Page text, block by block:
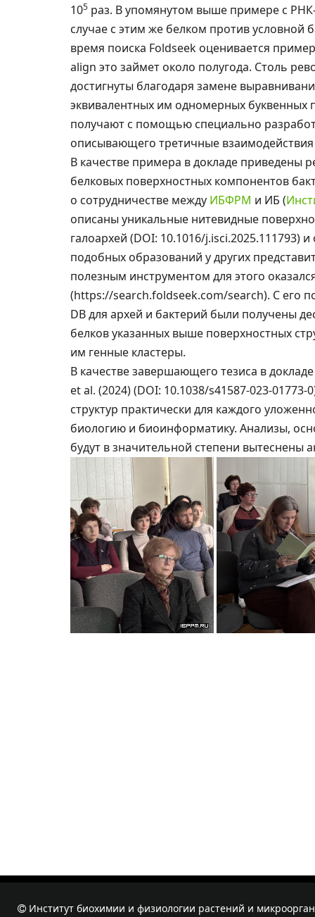
105 раз. В упомянутом выше примере с
случае с этим же белком против условной
время поиска Foldseek оценивается
align это займет около полугода. Столь
достигнуты благодаря замене
эквивалентных им одномерных буквенных
получают с помощью специально
описывающего третичные взаимодействия
В качестве примера в докладе приведены
белковых поверхностных компонентов
о сотрудничестве между ИБФРМ и ИБ (
описаны уникальные нитевидные
галоархей (DOI: 10.1016/j.isci.2025.111793)
подобных образований у других
полезным инструментом для этого
(https://search.foldseek.com/search). С его
DB для архей и бактерий были получены
белков указанных выше поверхностных
им генные кластеры.
В качестве завершающего тезиса в
et al. (2024) (DOI: 10.1038/s41587-023-
структур практически для каждого
биологию и биоинформатику. Анализы,
будут в значительной степени вытеснены
Институт биохимии и физиологии растений и